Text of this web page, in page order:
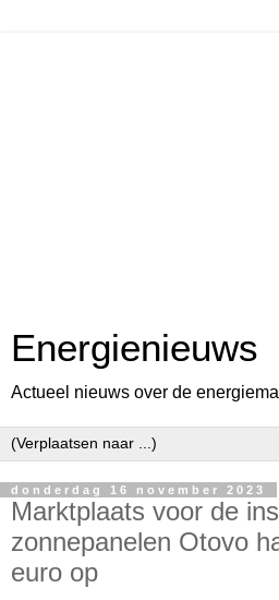
Energienieuws
Actueel nieuws over de
donderdag 16 november 2023
Marktplaats voor de
zonnepanelen Otovo
euro op